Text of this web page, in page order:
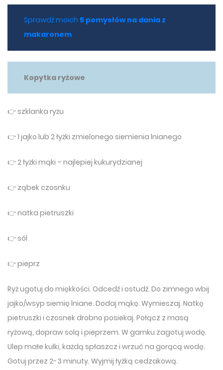
Sprawdź moich 5 pomysłów na dania z
makaronem
Kopytka ryżowe
👉 szklanka ryżu
👉 1 jajko lub 2 łyżki zmielonego siemienia lnianego
👉 2 łyżki mąki – najlepiej kukurydzianej
👉 ząbek czosnku
👉 natka pietruszki
👉 sól
👉 pieprz
Ryż ugotuj do miękkości. Odcedź i ostudź. Do zimnego wbij
jajko/wsyp siemię lniane. Dodaj mąkę. Wymieszaj. Natkę
pietruszki i czosnek drobno posiekaj. Połącz z masą
ryżową, dopraw solą i pieprzem. W garnku zagotuj wodę.
Ulep małe kulki, każdą spłaszcz i wrzuć na gorącą wodę.
Gotuj przez 2-3 minuty. Wyjmij łyżką cedzakową.